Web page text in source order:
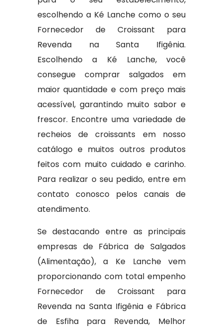
escolhendo a Ké Lanche como o seu
Fornecedor de Croissant para
Revenda na Santa Ifigênia.
Escolhendo a Ké Lanche, você
consegue comprar salgados em
maior quantidade e com preço mais
acessível, garantindo muito sabor e
frescor. Encontre uma variedade de
recheios de croissants em nosso
catálogo e muitos outros produtos
feitos com muito cuidado e carinho.
Para realizar o seu pedido, entre em
contato conosco pelos canais de
atendimento.
Se destacando entre as principais
empresas de Fábrica de Salgados
(Alimentação), a Ke Lanche vem
proporcionando com total empenho
Fornecedor de Croissant para
Revenda na Santa Ifigênia e Fábrica
de Esfiha para Revenda, Melhor